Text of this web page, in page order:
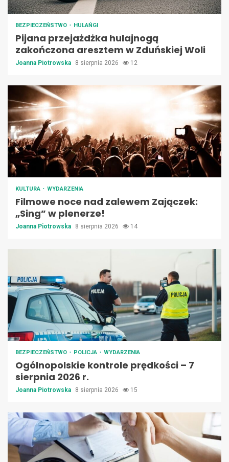
BEZPIECZEŃSTWO HULAŃGI
Pijana przejażdżka hulajnogą
zakończona aresztem w Zduńskiej Woli
Joanna Piotrowska 8 sierpnia 2026 12
KULTURA WYDARZENIA
Filmowe noce nad zalewem Zajączek:
„Sing” w plenerze!
Joanna Piotrowska 8 sierpnia 2026 14
BEZPIECZEŃSTWO POLICJA WYDARZENIA
Ogólnopolskie kontrole prędkości – 7
sierpnia 2026 r.
Joanna Piotrowska 8 sierpnia 2026 15